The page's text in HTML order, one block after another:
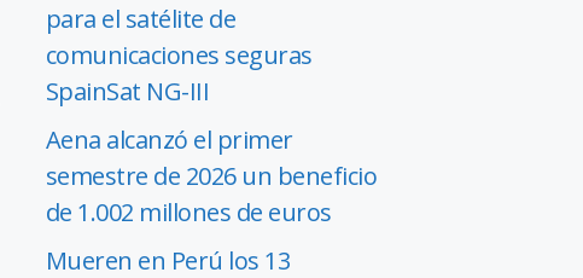
para el satélite de
comunicaciones seguras
SpainSat NG-III
Aena alcanzó el primer
semestre de 2026 un beneficio
de 1.002 millones de euros
Mueren en Perú los 13